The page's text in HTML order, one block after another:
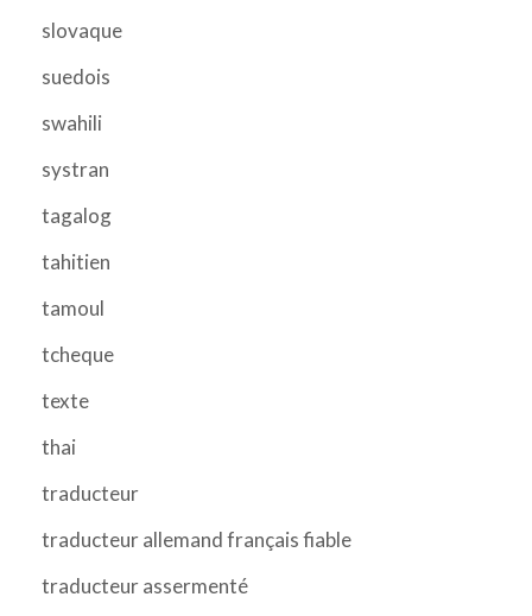
slovaque
suedois
swahili
systran
tagalog
tahitien
tamoul
tcheque
texte
thai
traducteur
traducteur allemand français fiable
traducteur assermenté